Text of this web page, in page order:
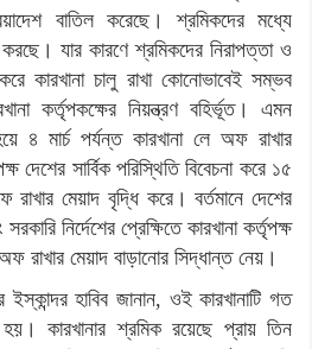
বাতিল করেছে। শ্রমিকদের মধ্যে
যার কারণে শ্রমিকদের নিরাপত্তা ও
করে কারখানা চালু রাখা কোনোভাবেই সম্ভব
কর্তৃপকক্ষের নিয়ন্ত্রণ বহির্ভূত। এমন
৪ মার্চ পর্যন্ত কারখানা লে অফ রাখার
দেশের সার্বিক পরিস্থিতি বিবেচনা করে ১৫
মেয়াদ বৃদ্ধি করে। বর্তমানে দেশের
নির্দেশের প্রেক্ষিতে কারখানা কর্তৃপক্ষ
রাখার মেয়াদ বাড়ানোর সিদ্ধান্ত নেয়।
ইস্কান্দর হাবিব জানান, ওই কারখানাটি গত
কারখানার শ্রমিক রয়েছে প্রায় তিন